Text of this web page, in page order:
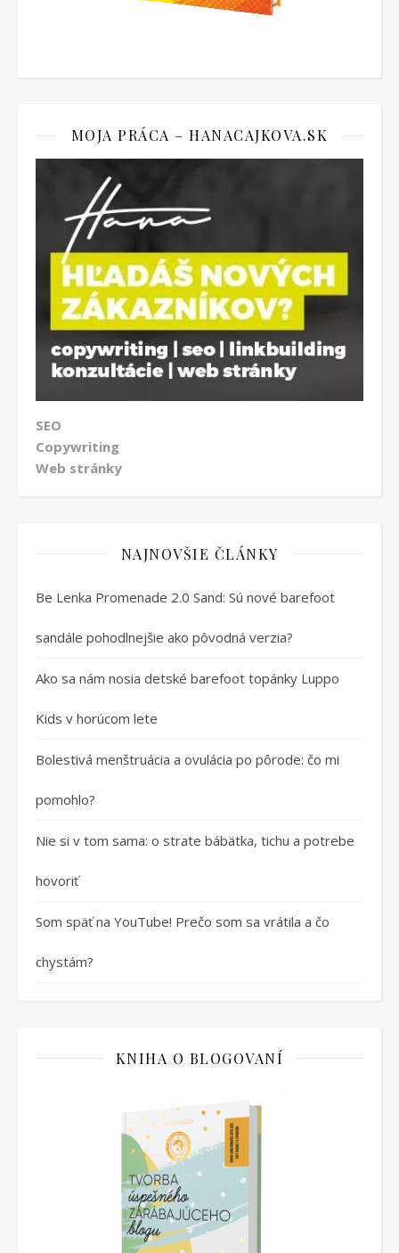
MOJA PRÁCA – HANACAJKOVA.SK
SEO
Copywriting
Web stránky
NAJNOVŠIE ČLÁNKY
Be Lenka Promenade 2.0 Sand: Sú nové barefoot
sandále pohodlnejšie ako pôvodná verzia?
Ako sa nám nosia detské barefoot topánky Luppo
Kids v horúcom lete
Bolestivá menštruácia a ovulácia po pôrode: čo mi
pomohlo?
Nie si v tom sama: o strate bábätka, tichu a potrebe
hovoriť
Som späť na YouTube! Prečo som sa vrátila a čo
chystám?
KNIHA O BLOGOVANÍ